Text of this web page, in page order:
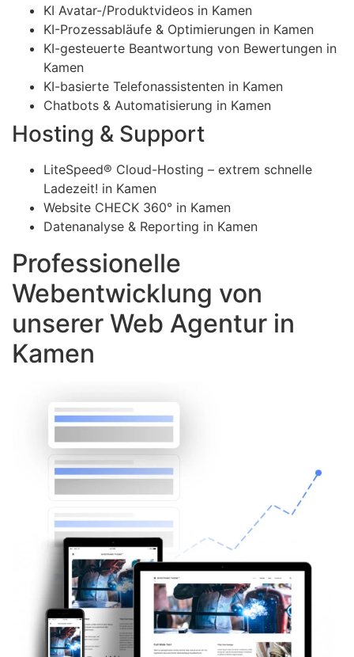
KI Avatar-/Produktvideos in Kamen
KI-Prozessabläufe & Optimierungen in Kamen
KI-gesteuerte Beantwortung von Bewertungen in
Kamen
KI-basierte Telefonassistenten in Kamen
Chatbots & Automatisierung in Kamen
Hosting & Support
LiteSpeed® Cloud-Hosting – extrem schnelle
Ladezeit! in Kamen
Website CHECK 360° in Kamen
Datenanalyse & Reporting in Kamen
Professionelle
Webentwicklung von
unserer Web Agentur in
Kamen